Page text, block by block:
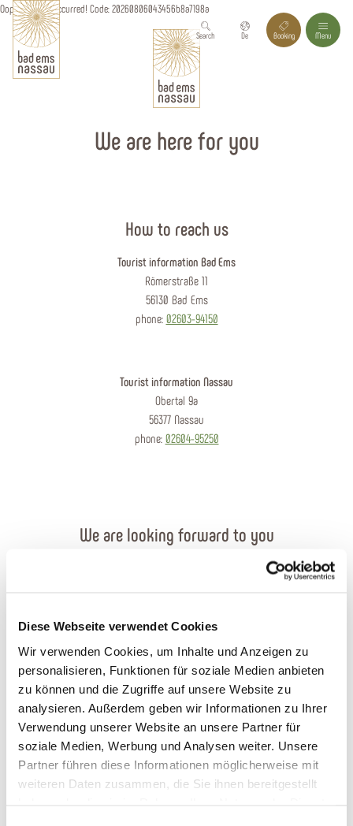
Diese Webseite verwendet Cookies
Wir verwenden Cookies, um Inhalte und Anzeigen zu
personalisieren, Funktionen für soziale Medien anbieten
zu können und die Zugriffe auf unsere Website zu
analysieren. Außerdem geben wir Informationen zu Ihrer
Verwendung unserer Website an unsere Partner für
soziale Medien, Werbung und Analysen weiter. Unsere
Partner führen diese Informationen möglicherweise mit
weiteren Daten zusammen, die Sie ihnen bereitgestellt
Search De Booking Menu
Oops, an error occurred! Code: 20260806043456b8a7198a
We are here for you
How to reach us
Tourist information Bad Ems
Römerstraße 11
56130 Bad Ems
phone: 02603-94150
Tourist information Nassau
Obertal 9a
56377 Nassau
phone: 02604-95250
We are looking forward to you
Order brochures
Plan your journey
Opening hours